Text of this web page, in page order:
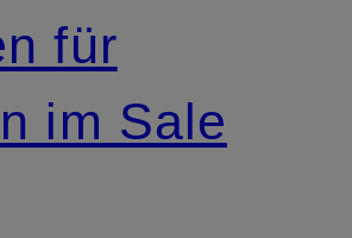
für
im Sale